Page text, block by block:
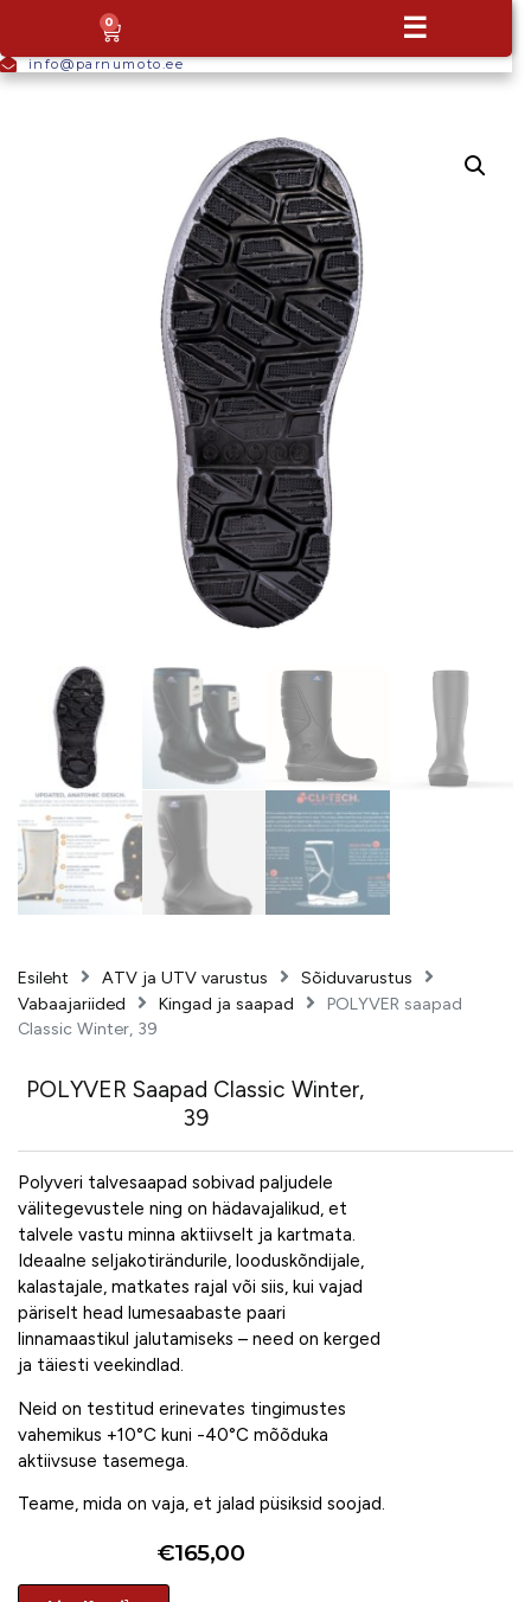
info@parnumoto.ee
0 ☰
Esileht ATV ja UTV varustus
Sõiduvarustus
Vabaajariided
Kingad ja saapad
POLYVER saapad
Classic Winter, 39
POLYVER Saapad Classic Winter,
39
Polyveri talvesaapad sobivad paljudele
välitegevustele ning on hädavajalikud, et
talvele vastu minna aktiivselt ja kartmata.
Ideaalne seljakotirändurile, looduskõndijale,
kalastajale, matkates rajal või siis, kui vajad
päriselt head lumesaabaste paari
linnamaastikul jalutamiseks – need on kerged
ja täiesti veekindlad.
Neid on testitud erinevates tingimustes
vahemikus +10°C kuni -40°C mõõduka
aktiivsuse tasemega.
Teame, mida on vaja, et jalad püsiksid soojad.
€165,00